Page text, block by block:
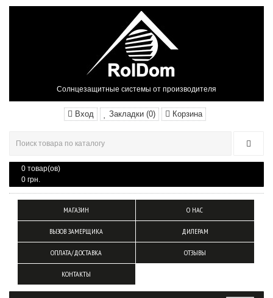
Солнцезащитные системы от производителя
Вход Закладки (0) Корзина
0 товар(ов)
0 грн.
МАГАЗИН О НАС
ВЫЗОВ ЗАМЕРЩИКА ДИЛЕРАМ
ОПЛАТА/ДОСТАВКА ОТЗЫВЫ
КОНТАКТЫ